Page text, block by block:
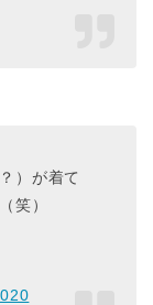
）が着て
笑）